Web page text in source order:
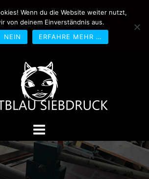
drucken@lichtblau-
Schwedlerstraße 1 - 5 60314
Frankfurt
Wenn du die Website weiter nutzt,
von deinem Einverständnis aus.
NEIN ERFAHRE MEHR …